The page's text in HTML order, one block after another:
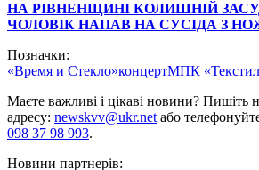
НА РІВНЕНЩИНІ КОЛИШНІЙ
ЧОЛОВІК НАПАВ НА СУСІДА З
Позначки:
«Время и Стекло»концертМПК
Маєте важливі і цікаві новини? Пишіть
адресу: newskvv@ukr.netабо
098 37 98 993.
Новини партнерів: